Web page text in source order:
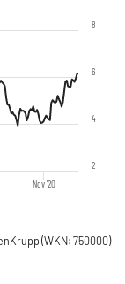
Nov '20
2
4
6
8
(WKN: 750000)